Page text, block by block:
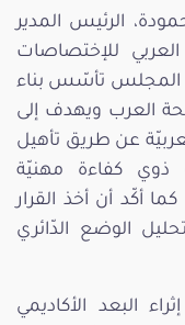
الرئيس المدير
للإختصاصات
المجلس تأسّس بناء
العرب ويهدف إلى
عن طريق تأهيل
ذوي كفاءة مهنيّة
أكّد أن أخذ القرار
الوضع الدّائري
البعد الأكاديمي